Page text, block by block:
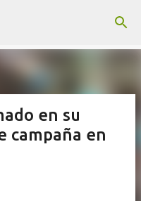
en su
campaña en